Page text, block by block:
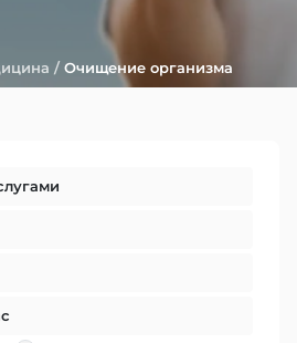
/ Очищение организма